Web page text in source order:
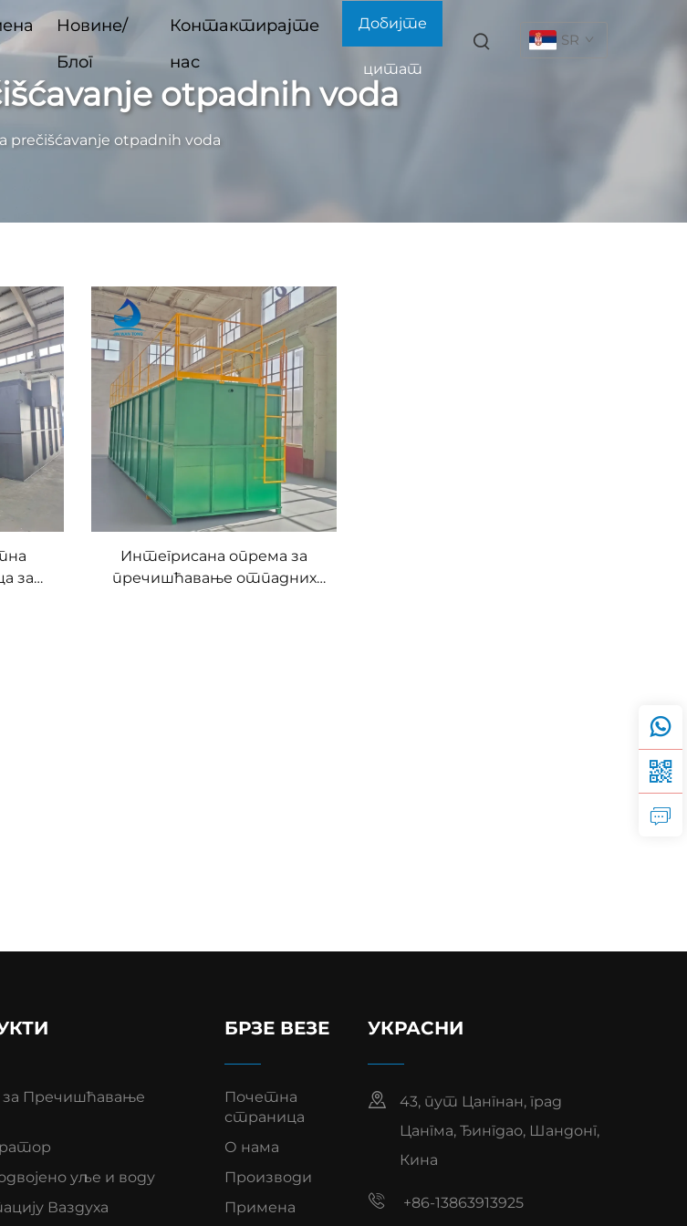
Новине/
Блог
Контактирајте
нас
Добијте
цитат
SR
otpadnih voda
prečišćavanje otpadnih voda
за
Интегрисана опрема за
пречишћавање отпадних
Пречишћавање
уље и воду
Ваздуха
БРЗЕ ВЕЗЕ
Почетна
страница
О нама
Производи
Примена
УКРАСНИ
43, пут Цангнан, град
Цангма, Ђингдао, Шандонг,
Кина
+86-13863913925